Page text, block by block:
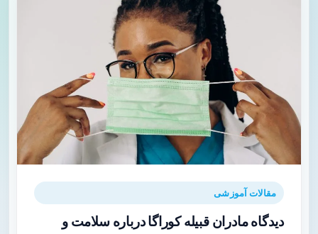
مقالات آموزشی
دیدگاه مادران قبیله کوراگا درباره سلامت و